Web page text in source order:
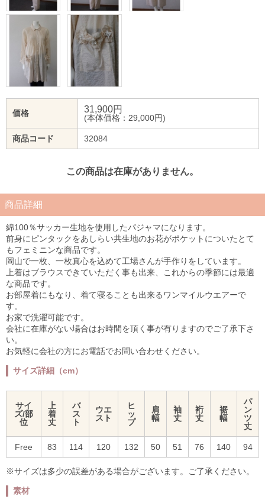
価格 31,900円
(本体価格：29,000円)
商品コード 32084
この商品は在庫がありません。
商品詳細
綿100％サッカー生地を使用したパジャマになります。
前身にピンタックをあしらい共生地のお花がポケットについたとて
もフェミニンな商品です。
岡山で一枚、一枚真心を込めて工場さんが手作りをしています。
上着はブラウスできていただく事も出来、これからの季節には最適
な商品です。
お部屋着にもなり、着て寝ることも出来るワンマイルウエアーで
す。
お家で洗濯可能です。
会社に在庫がない場合はお時間を頂く事が有りますのでご了承下さ
い。
お気軽に会社の方にお電話でお問い合わせください。
サイズ詳細（cm）
サイ
ズ/部
位
上
着
丈
バ
ス
ト
ウエ
スト
ヒ
ッ
プ
肩
幅
袖
丈
裄
丈
裾
幅
パ
ン
ツ
丈
Free 83 114 120 132 50 51 76 140 94
※サイズは多少の誤差がある場合がございます。ご了承ください。
素材